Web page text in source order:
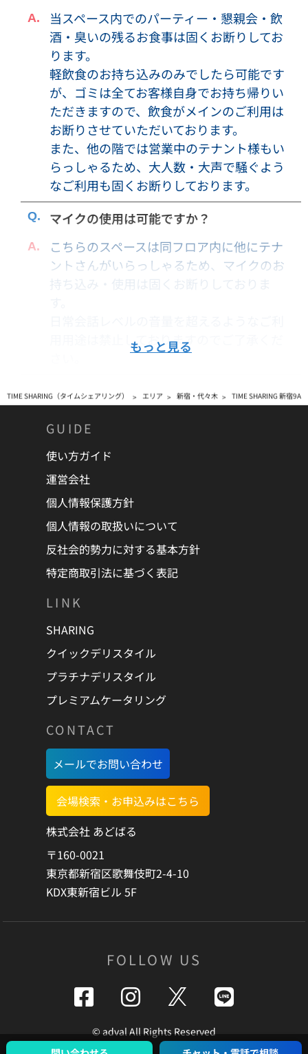
近隣の皆様にご迷惑にならないようにお願い致します。
・予約した利用時間の途中で退出された場合でも、ご利用料
金の割引、返金等は致しかねますのでご了承ください。
・会議室のご利用前・ご利用後、承諾無しに無断で会議室に
立ち入ることはできません。
・予約者が使用の権利を譲渡、第三者へ転貸することはでき
ません。
・いずれの会議室のご利用に際しましても、ご利用者に借家
権その他の独立した占有権、営業権等の固有の権利を付与す
るものではなく、また何らこれらの権利は発生いたしませ
・ご利用料金は予告なく変更する場合がございます。ご利用
料金は予約申込時点での金額が適用されます。変更後の金額
との差額が発生した場合でも、ご返金は致しかねますので予
めご了承ください。
・消費税等が変更となった場合には、利用料金は変更後の税
・貴重品や各自の荷物は利用者の責任にて管理をしていただ
・会議室、および施設の利用に伴う人身事故および自ら持ち
のすべての事故について、当社は一切の責任を負いません。
・天災や事故等により、やむを得ず会議室を利用できなくな
・会議室運営上、または本サービス運営上の都合により、当
社より予約を取消した場合は、お支払い頂いた金額を利用者
に返金致しますが、予約を取り消したことによって生じた損
・会議室利用者が本サービスの利用によって、他の利用者ま
たは第三者に対して与えた損害および自損事故について、当
・会議室を当日利用できなかった場合および当日途中から利
用できなくなった場合の、営業保証、交通費、人件費など一
・会議室内の備品のトラブルによる損害について当社は一切
の責任を負いません。
・利用者が、利用規約および各ページに記載されたキャンセ
ルポリシー、注意事項に違反した際に発生した一切の損害に
ついて当社は一切の責任を負いません。
前に通知することなく、本サービスの利用の全部または一部
を停止または中断する場合があります。
・① 本サービスに係るコンピューター・システムの点検また
は保守作業を定期的または緊急に行う場合
・② コンピューター、通信回線等が事故により停止した場合
の運営ができなくなった場合
・④ 外部予約サイトにて、トラブル、サービス提供の中断ま
たは停止、本サービスとの連携の停止、仕様変更等が生じた
【利用制限】
以下の項目のいずれかに該当すると判明した場合、ご予約後
用を中止して頂きますので予めご了承下さい。以下の項目に
当スペース内でのパーティー・懇親会・飲
酒・臭いの残るお食事は固くお断りしてお
ります。
軽飲食のお持ち込みのみでしたら可能です
が、ゴミは全てお客様自身でお持ち帰りい
ただきますので、飲食がメインのご利用は
お断りさせていただいております。
また、他の階では営業中のテナント様もい
らっしゃるため、大人数・大声で騒ぐよう
なご利用も固くお断りしております。
マイクの使用は可能ですか？
こちらのスペースは同フロア内に他にテナ
ントさんがいらっしゃるため、マイクのお
持ち込み・使用は固くお断りしておりま
用用途は禁止しておりますのでご了承くだ
もっと見る
TIME SHARING（タイムシェアリング） エリア 新宿・代々木 TIME SHARING 新宿9A
GUIDE
使い方ガイド
運営会社
個人情報保護方針
個人情報の取扱いについて
反社会的勢力に対する基本方針
特定商取引法に基づく表記
LINK
SHARING
クイックデリスタイル
プラチナデリスタイル
プレミアムケータリング
CONTACT
メールでお問い合わせ
会場検索・お申込みはこちら
株式会社 あどばる
〒160-0021
東京都新宿区歌舞伎町2-4-10
KDX東新宿ビル 5F
FOLLOW US
©️ adval All Rights Reserved